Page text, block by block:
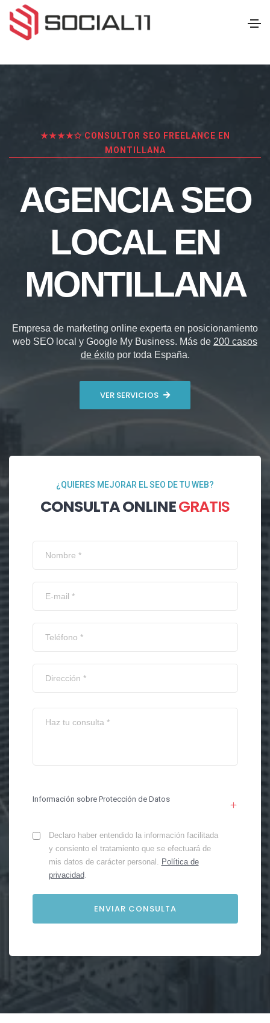
★★★★✩ CONSULTOR SEO FREELANCE EN
MONTILLANA
AGENCIA SEO
LOCAL EN
MONTILLANA
Empresa de marketing online experta en posicionamiento
web SEO local y Google My Business. Más de 200 casos
de éxitopor toda España.
VER SERVICIOS
¿QUIERES MEJORAR EL SEO DE TU WEB?
CONSULTA ONLINEGRATIS
Información sobre Protección de Datos
Declaro haber entendido la información facilitada
y consiento el tratamiento que se efectuará de
mis datos de carácter personal. Política de
privacidad.